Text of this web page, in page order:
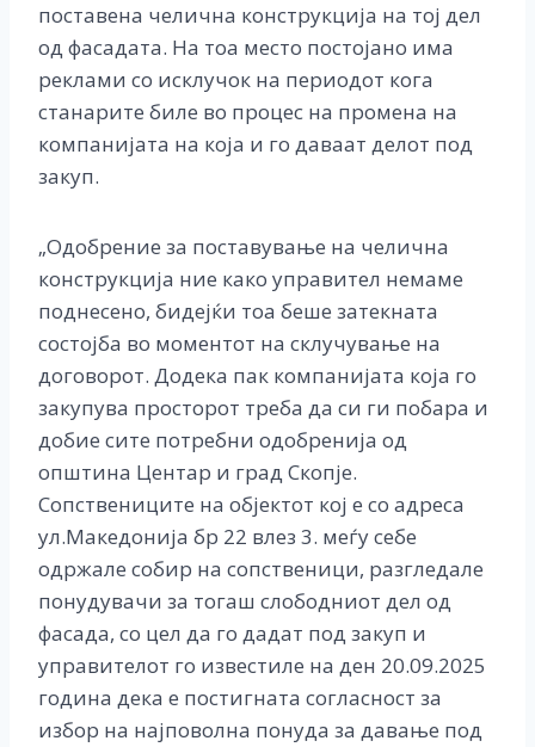
поставена челична конструкција на тој дел
од фасадата. На тоа место постојано има
реклами со исклучок на периодот кога
станарите биле во процес на промена на
компанијата на која и го даваат делот под
закуп.
„Одобрение за поставување на челична
конструкција ние како управител немаме
поднесено, бидејќи тоа беше затекната
состојба во моментот на склучување на
договорот. Додека пак компанијата која го
закупува просторот треба да си ги побара и
добие сите потребни одобренија од
општина Центар и град Скопје.
Сопствениците на објектот кој е со адреса
ул.Македонија бр 22 влез 3. меѓу себе
одржале собир на сопственици, разгледале
понудувачи за тогаш слободниот дел од
фасада, со цел да го дадат под закуп и
управителот го известиле на ден 20.09.2025
година дека е постигната согласност за
избор на најповолна понуда за давање под